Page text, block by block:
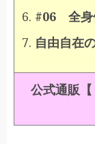
#06 全身
自由自在
公式通販